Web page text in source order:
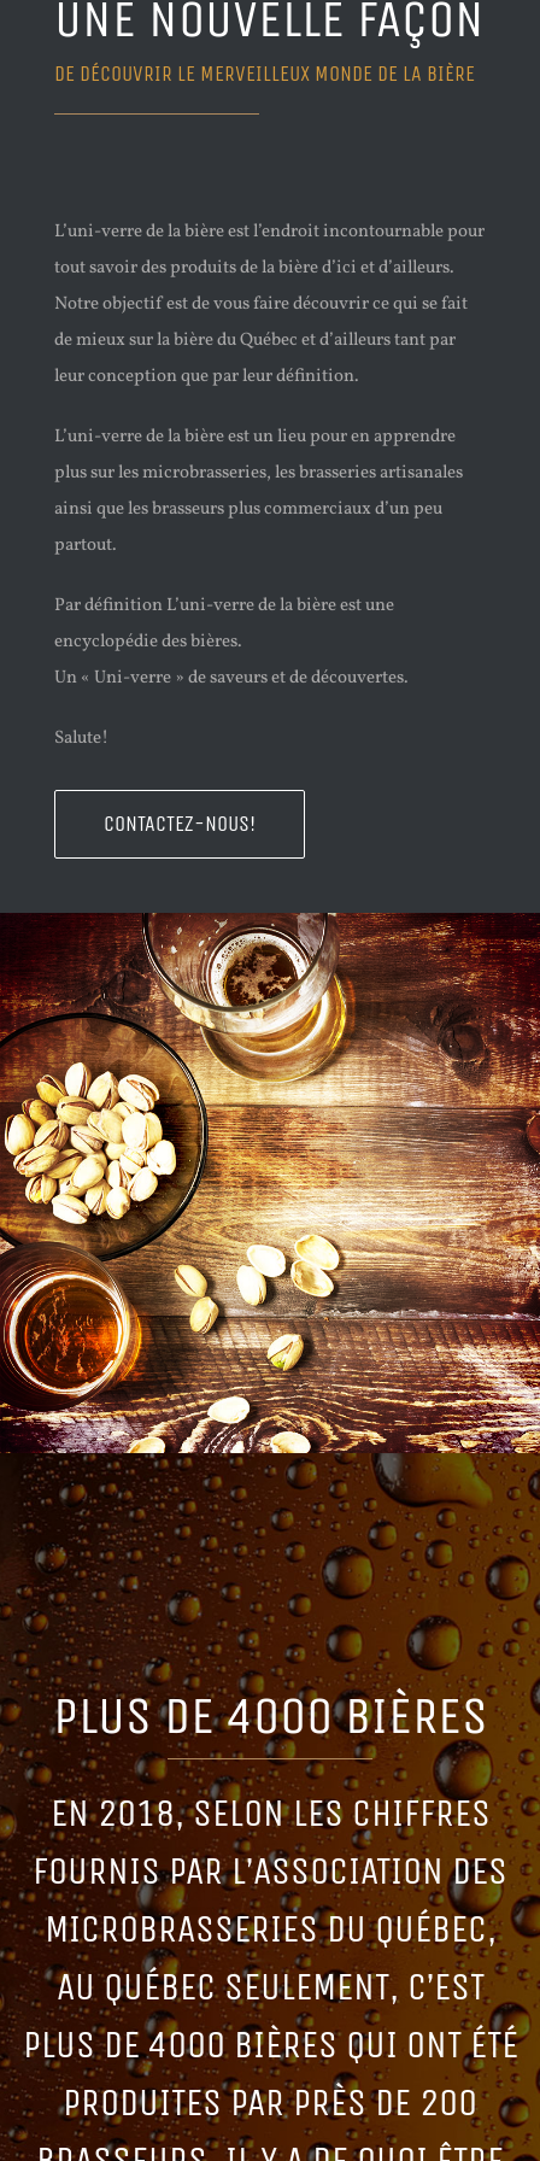
UNE NOUVELLE FAÇON
DE DÉCOUVRIR LE MERVEILLEUX MONDE DE LA BIÈRE
L’uni-verre de la bière est l’endroit incontournable pour
tout savoir des produits de la bière d’ici et d’ailleurs.
Notre objectif est de vous faire découvrir ce qui se fait
de mieux sur la bière du Québec et d’ailleurs tant par
leur conception que par leur définition.
L’uni-verre de la bière est un lieu pour en apprendre
plus sur les microbrasseries, les brasseries artisanales
ainsi que les brasseurs plus commerciaux d’un peu
partout.
Par définition L’uni-verre de la bière est une
encyclopédie des bières.
Un « Uni-verre » de saveurs et de découvertes.
Salute!
CONTACTEZ-NOUS!
PLUS DE 4000 BIÈRES
EN 2018, SELON LES CHIFFRES
FOURNIS PAR L’ASSOCIATION DES
MICROBRASSERIES DU QUÉBEC,
AU QUÉBEC SEULEMENT, C’EST
PLUS DE 4000 BIÈRES QUI ONT ÉTÉ
PRODUITES PAR PRÈS DE 200